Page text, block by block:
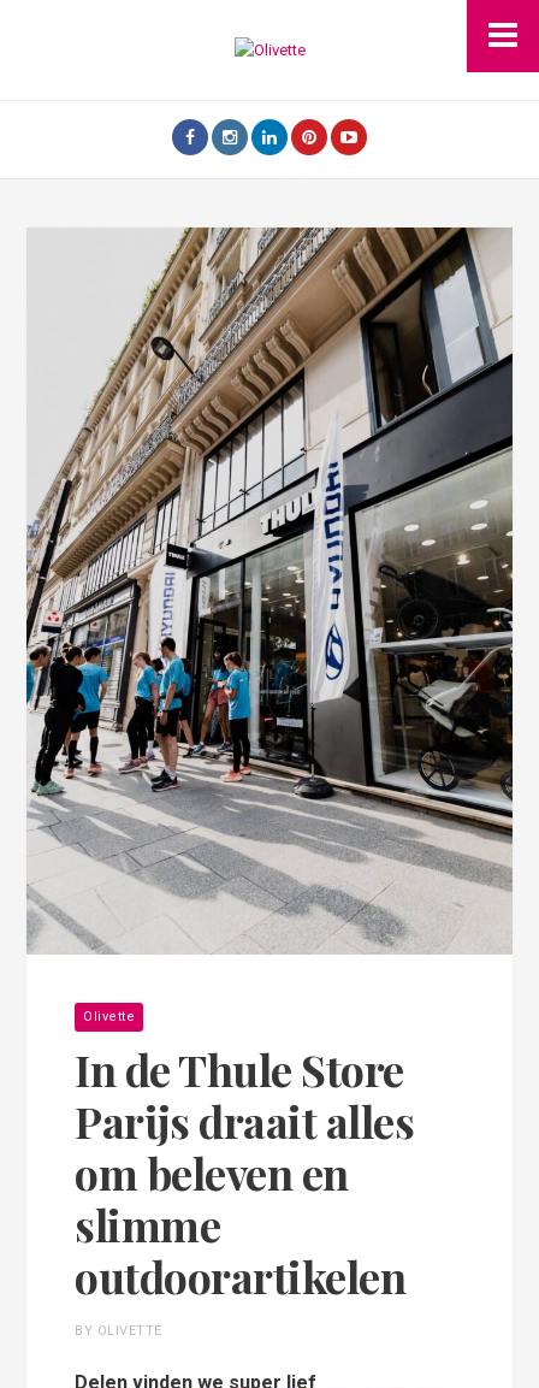
Olivette
In de Thule Store
Parijs draait alles
om beleven en
slimme
outdoorartikelen
BY OLIVETTE
Delen vinden we super lief